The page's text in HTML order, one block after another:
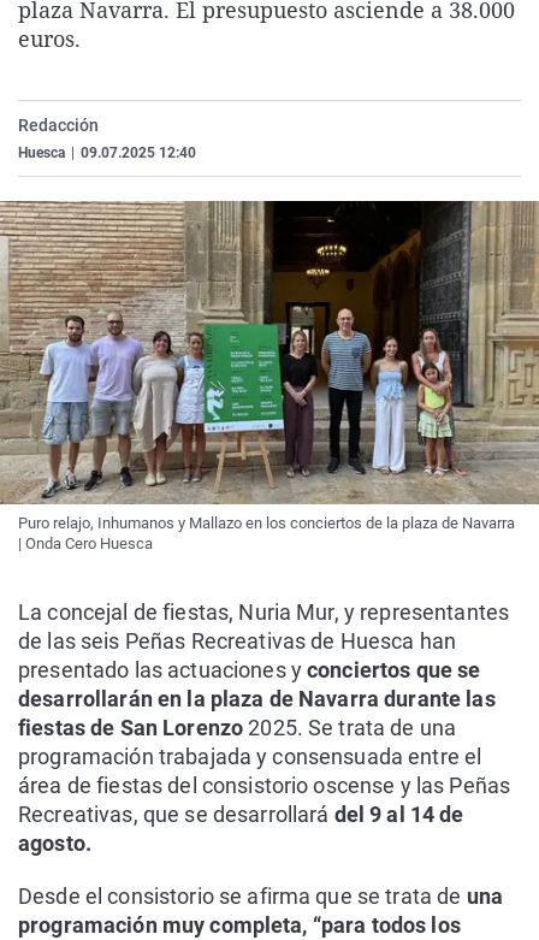
La rosa de los vientos
Como el perro y el
Caso
Equipo de
Extremadura
La Rioja
Virales
Elecciones
plaza Navarra. El presupuesto asciende a 38.000
euros.
Redacción
Huesca 09.07.2025 12:40
Puro relajo, Inhumanos y Mallazo en los conciertos de la plaza de Navarra
| Onda Cero Huesca
La concejal de fiestas, Nuria Mur, y representantes
de las seis Peñas Recreativas de Huesca han
presentado las actuaciones yconciertos que se
desarrollarán en la plaza de Navarra durante las
fiestas de San Lorenzo2025. Se trata de una
programación trabajada y consensuada entre el
área de fiestas del consistorio oscense y las Peñas
Recreativas, que se desarrollará del 9 al 14 de
agosto.
Desde el consistorio se afirma que se trata de una
programación muy completa, “para todos los